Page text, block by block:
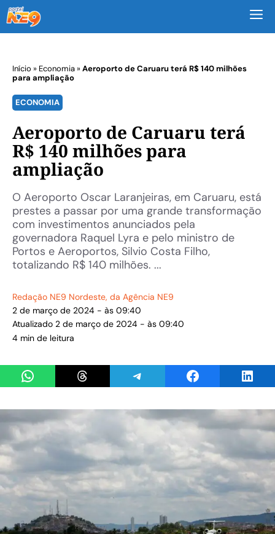
Início » Economia»Aeroporto de Caruaru terá R$ 140 milhões
para ampliação
ECONOMIA
Aeroporto de Caruaru terá
R$ 140 milhões para
ampliação
O Aeroporto Oscar Laranjeiras, em Caruaru, está
prestes a passar por uma grande transformação
com investimentos anunciados pela
governadora Raquel Lyra e pelo ministro de
Portos e Aeroportos, Silvio Costa Filho,
totalizando R$ 140 milhões. ...
Redação NE9 Nordeste, da Agência NE9
2 de março de 2024 - às 09:40
Atualizado 2 de março de 2024 - às 09:40
4 min de leitura
Share on WhatsAppShare on ThreadsShare on TelegramShare on Facebook